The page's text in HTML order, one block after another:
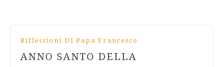
Riflessioni Di Papa Francesco
ANNO SANTO DELLA